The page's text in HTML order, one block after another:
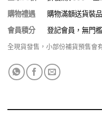
購物禮遇
購物滿額送貨裝
會員積分
登記會員，無門
全現貨發售，小部份補貨預售會